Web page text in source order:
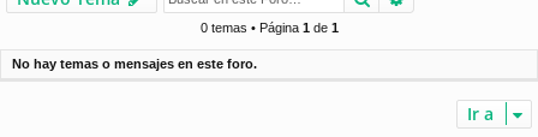
pi
d
e
r
0 temas • Página 1de 1
No hay temas o mensajes en este foro.
Ir a